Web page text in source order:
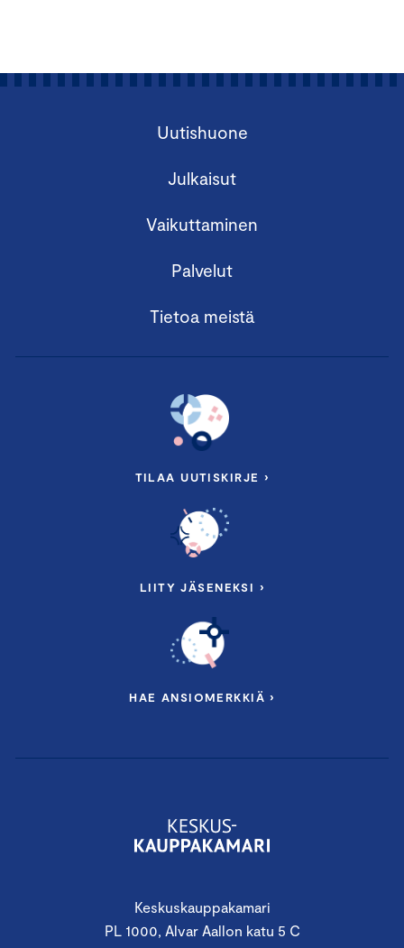
Keskuskauppakamari
PL 1000, Alvar Aallon katu 5 C
Uutishuone
Julkaisut
Vaikuttaminen
Palvelut
Tietoa meistä
TILAA UUTISKIRJE ›
LIITY JÄSENEKSI ›
HAE ANSIOMERKKIÄ ›